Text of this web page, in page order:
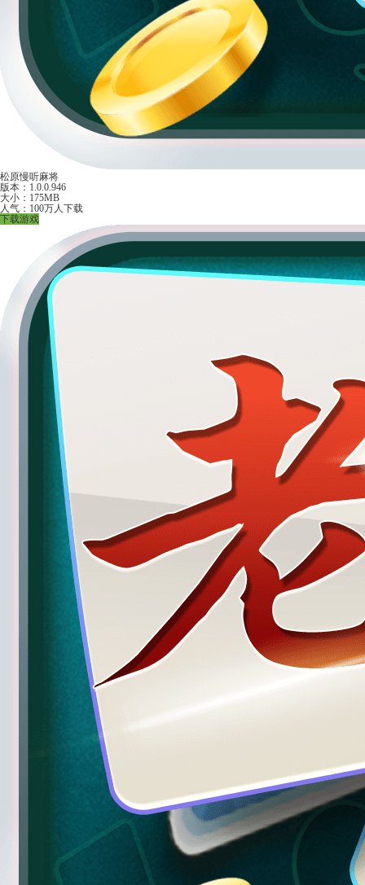
松原慢听麻将
版本：1.0.0.946
大小：175MB
人气：100万人下载
下载游戏